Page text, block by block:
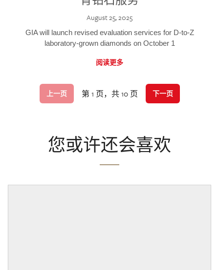
August 25, 2025
GIA will launch revised evaluation services for D-to-Z
laboratory-grown diamonds on October 1
阅读更多
上一页 第 1 页，共 10 页 下一页
您或许还会喜欢